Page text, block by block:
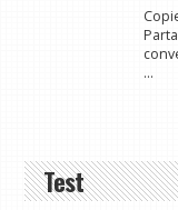
...
Test